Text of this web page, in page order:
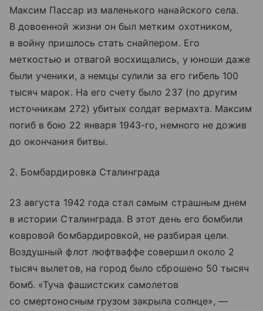
Максим Пассар из маленького нанайского села.
В довоенной жизни он был метким охотником,
в войну пришлось стать снайпером. Его
меткостью и отвагой восхищались, у юноши даже
были ученики, а немцы сулили за его гибель 100
тысяч марок. На его счету было 237 (по другим
источникам 272) убитых солдат вермахта. Максим
погиб в бою 22 января 1943-го, немного не дожив
до окончания битвы.
2. Бомбардировка Сталинграда
23 августа 1942 года стал самым страшным днем
в истории Сталинграда. В этот день его бомбили
ковровой бомбардировкой, не разбирая цели.
Воздушный флот люфтваффе совершил около 2
тысяч вылетов, на город было сброшено 50 тысяч
бомб. «Туча фашистских самолетов
со смертоносным грузом закрыла солнце», —